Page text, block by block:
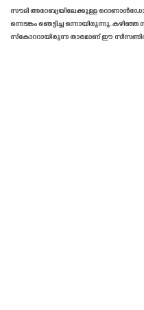
സൗദി അറേബ്യയിലേക്കുള്ള
ഒന്നടങ്കം ഞെട്ടിച്ച ഒന്നായിരുന്നു.
സ്കോററായിരുന്ന താരമാണ് ഈ